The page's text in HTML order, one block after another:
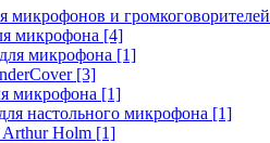
и громкоговорителей
микрофона [4]
микрофона [1]
[3]
микрофона [1]
настольного микрофона [1]
Arthur Holm [1]